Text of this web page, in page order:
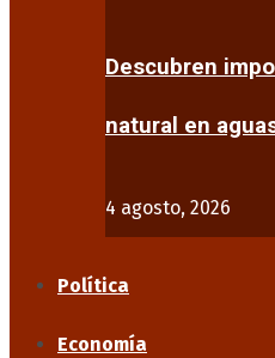
Descubren
natural en
4 agosto, 2026
Política
Economía